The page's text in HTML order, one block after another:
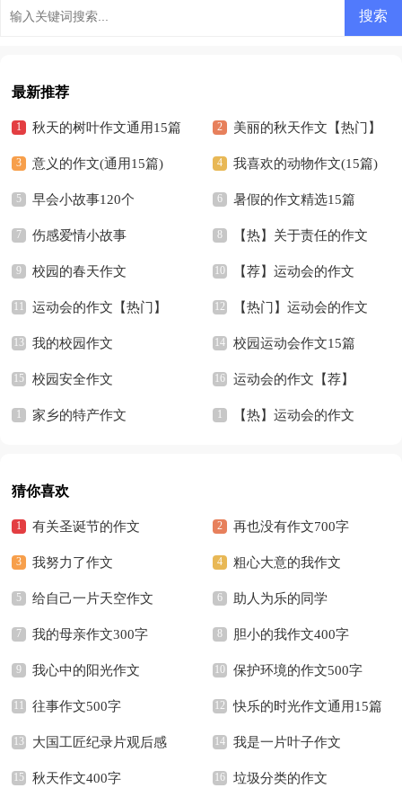
最新推荐
秋天的树叶作文通用15篇 美丽的秋天作文【热门】
意义的作文(通用15篇) 我喜欢的动物作文(15篇)
早会小故事120个 暑假的作文精选15篇
伤感爱情小故事 【热】关于责任的作文
校园的春天作文 【荐】运动会的作文
运动会的作文【热门】 【热门】运动会的作文
我的校园作文 校园运动会作文15篇
校园安全作文 运动会的作文【荐】
家乡的特产作文 【热】运动会的作文
猜你喜欢
有关圣诞节的作文 再也没有作文700字
我努力了作文 粗心大意的我作文
给自己一片天空作文 助人为乐的同学
我的母亲作文300字 胆小的我作文400字
我心中的阳光作文 保护环境的作文500字
往事作文500字 快乐的时光作文通用15篇
大国工匠纪录片观后感 我是一片叶子作文
秋天作文400字 垃圾分类的作文